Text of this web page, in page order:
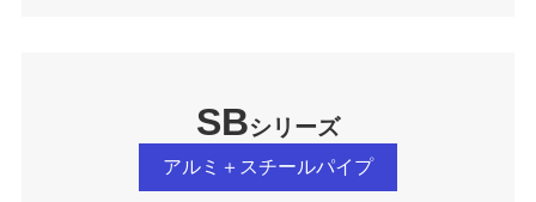
SBシリーズ
アルミ＋スチールパイプ